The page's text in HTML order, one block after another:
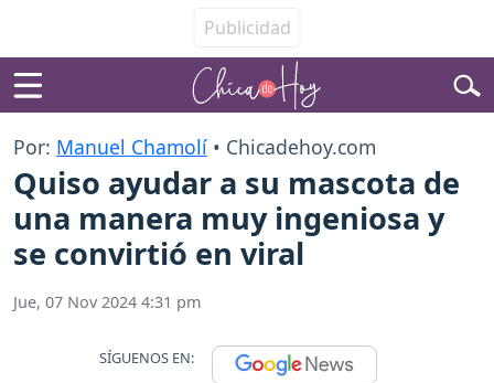
Por: Manuel Chamolí • Chicadehoy.com
Quiso ayudar a su mascota de
una manera muy ingeniosa y
se convirtió en viral
Jue, 07 Nov 2024 4:31 pm
SÍGUENOS EN: